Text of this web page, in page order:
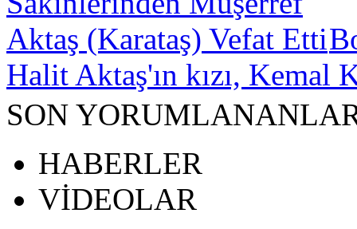
Halit Aktaş'ın kızı, Kemal
SON
HABERLER
VİDEOLAR